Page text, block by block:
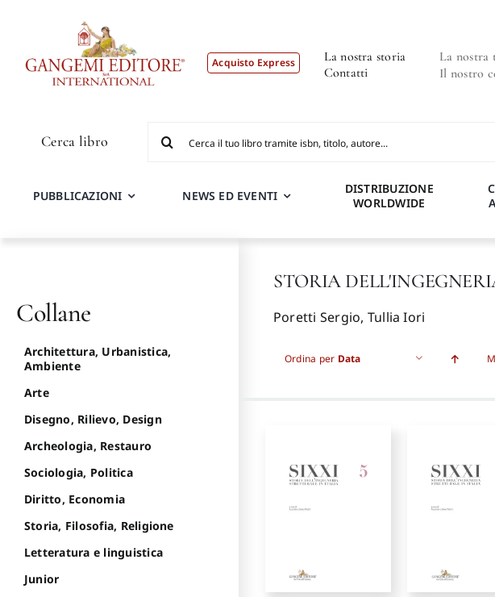
Acquisto Express
La nostra storia
Contatti
La nostra
Il nostro
Cerca libro
per:
PUBBLICAZIONI NEWS ED EVENTI
DISTRIBUZIONE
WORLDWIDE
STORIA
Poretti Sergio, Tullia Iori
Ordina per Data
Collane
Architettura, Urbanistica,
Ambiente
Arte
Disegno, Rilievo, Design
Archeologia, Restauro
Sociologia, Politica
Diritto, Economia
Storia, Filosofia, Religione
Letteratura e linguistica
Junior